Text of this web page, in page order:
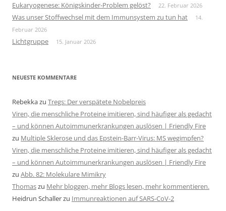
Eukaryogenese: Königskinder-Problem gelöst? 22. Februar 2026
Was unser Stoffwechsel mit dem Immunsystem zu tun hat
14.
Februar 2026
Lichtgruppe 15. Januar 2026
NEUESTE KOMMENTARE
Rebekkazu Tregs: Der verspätete Nobelpreis
Viren, die menschliche Proteine imitieren, sind häufiger als gedacht
– und können Autoimmunerkrankungen auslösen | Friendly Fire
zu Multiple Sklerose und das Epstein-Barr-Virus: MS wegimpfen?
Viren, die menschliche Proteine imitieren, sind häufiger als gedacht
– und können Autoimmunerkrankungen auslösen | Friendly Fire
zu Abb. 82: Molekulare Mimikry
Thomaszu Mehr bloggen, mehr Blogs lesen, mehr kommentieren.
Heidrun Schallerzu Immunreaktionen auf SARS-CoV-2